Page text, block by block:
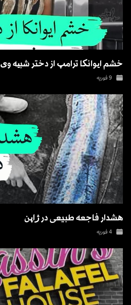
خشم ایوانکا ترامپ از دختر شبیه وی
9 فوریه
هشدار فاجعه طبيعى در ژاپن
4 فوریه